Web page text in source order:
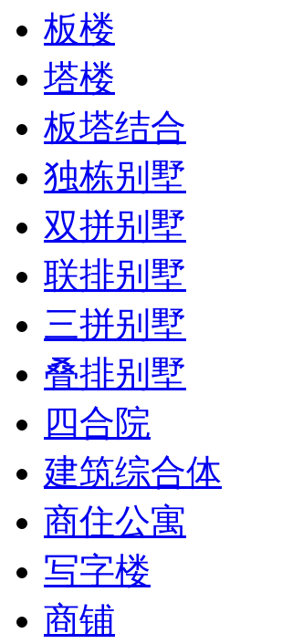
板楼
塔楼
板塔结合
独栋别墅
双拼别墅
联排别墅
三拼别墅
叠排别墅
四合院
建筑综合体
商住公寓
写字楼
商铺